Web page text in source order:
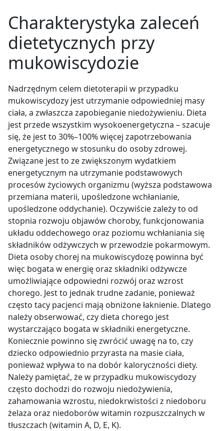
Charakterystyka zaleceń
dietetycznych przy
mukowiscydozie
Nadrzędnym celem dietoterapii w przypadku
mukowiscydozy jest utrzymanie odpowiedniej masy
ciała, a zwłaszcza zapobieganie niedożywieniu. Dieta
jest przede wszystkim wysokoenergetyczna – szacuje
się, że jest to 30%–100% więcej zapotrzebowania
energetycznego w stosunku do osoby zdrowej.
Związane jest to ze zwiększonym wydatkiem
energetycznym na utrzymanie podstawowych
procesów życiowych organizmu (wyższa podstawowa
przemiana materii, upośledzone wchłanianie,
upośledzone oddychanie). Oczywiście zależy to od
stopnia rozwoju objawów choroby, funkcjonowania
układu oddechowego oraz poziomu wchłaniania się
składników odżywczych w przewodzie pokarmowym.
Dieta osoby chorej na mukowiscydozę powinna być
więc bogata w energię oraz składniki odżywcze
umożliwiające odpowiedni rozwój oraz wzrost
chorego. Jest to jednak trudne zadanie, ponieważ
często tacy pacjenci mają obniżone łaknienie. Dlatego
należy obserwować, czy dieta chorego jest
wystarczająco bogata w składniki energetyczne.
Koniecznie powinno się zwrócić uwagę na to, czy
dziecko odpowiednio przyrasta na masie ciała,
ponieważ wpływa to na dobór kaloryczności diety.
Należy pamiętać, że w przypadku mukowiscydozy
często dochodzi do rozwoju niedożywienia,
zahamowania wzrostu, niedokrwistości z niedoboru
żelaza oraz niedoborów witamin rozpuszczalnych w
tłuszczach (witamin A, D, E, K).